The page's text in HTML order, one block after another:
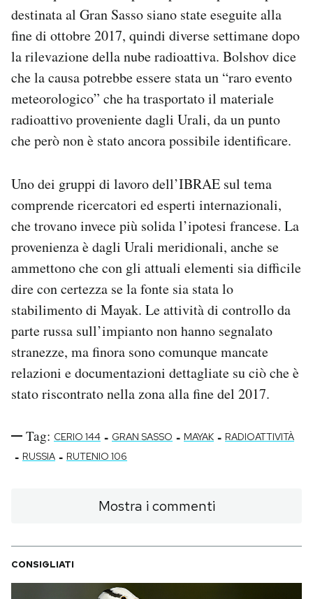
destinata al Gran Sasso siano state eseguite alla
fine di ottobre 2017, quindi diverse settimane dopo
la rilevazione della nube radioattiva. Bolshov dice
che la causa potrebbe essere stata un “raro evento
meteorologico” che ha trasportato il materiale
radioattivo proveniente dagli Urali, da un punto
che però non è stato ancora possibile identificare.
Uno dei gruppi di lavoro dell’IBRAE sul tema
comprende ricercatori ed esperti internazionali,
che trovano invece più solida l’ipotesi francese. La
provenienza è dagli Urali meridionali, anche se
ammettono che con gli attuali elementi sia difficile
dire con certezza se la fonte sia stata lo
stabilimento di Mayak. Le attività di controllo da
parte russa sull’impianto non hanno segnalato
stranezze, ma finora sono comunque mancate
relazioni e documentazioni dettagliate su ciò che è
stato riscontrato nella zona alla fine del 2017.
Tag: CERIO 144 - GRAN SASSO - MAYAK - RADIOATTIVITÀ
- RUSSIA - RUTENIO 106
Mostra i commenti
CONSIGLIATI